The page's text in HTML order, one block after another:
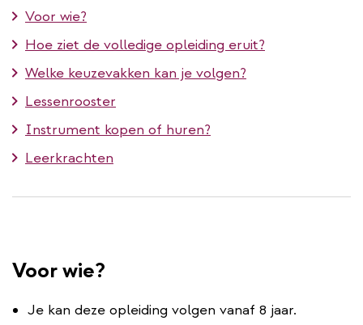
Voor wie?
Hoe ziet de volledige opleiding eruit?
Welke keuzevakken kan je volgen?
Lessenrooster
Instrument kopen of huren?
Leerkrachten
Voor wie?
Je kan deze opleiding volgen vanaf 8 jaar.